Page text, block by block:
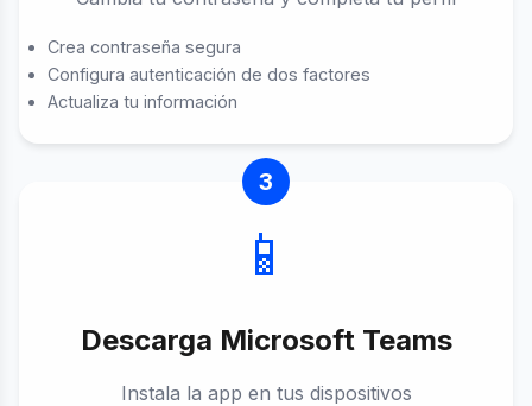
Crea contraseña segura
Configura autenticación de dos factores
Actualiza tu información
3
📱
Descarga Microsoft Teams
Instala la app en tus dispositivos